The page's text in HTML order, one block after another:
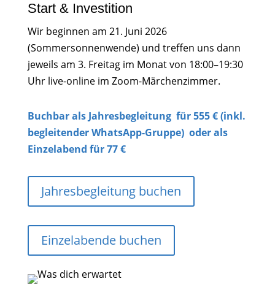
Start & Investition
Wir beginnen am 21. Juni 2026
(Sommersonnenwende) und treffen uns dann
jeweils am 3. Freitag im Monat von 18:00–19:30
Uhr live-online im Zoom-Märchenzimmer.
Buchbar als Jahresbegleitung für 555 € (inkl.
begleitender WhatsApp-Gruppe) oder als
Einzelabend für 77 €
Jahresbegleitung buchen
Einzelabende buchen